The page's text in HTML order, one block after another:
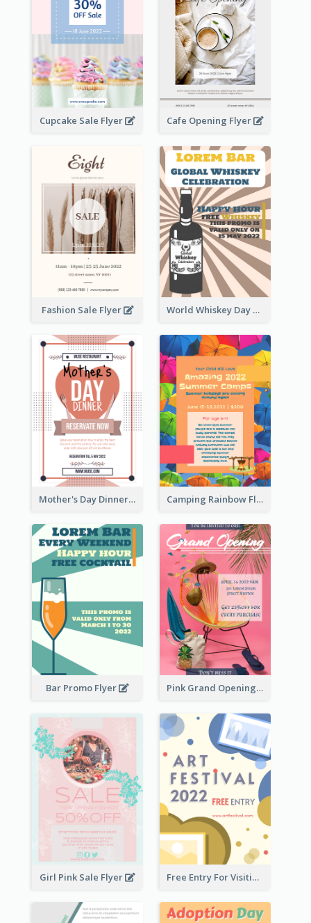
Cupcake Sale Flyer Cafe Opening Flyer
Fashion Sale Flyer World Whiskey Day Promotion Flyer
Mother's Day Dinner Promotion Flyer Camping Rainbow Flyer
Bar Promo Flyer Pink Grand Opening Flyer
Girl Pink Sale Flyer Free Entry For Visiting Art Fest Flyer